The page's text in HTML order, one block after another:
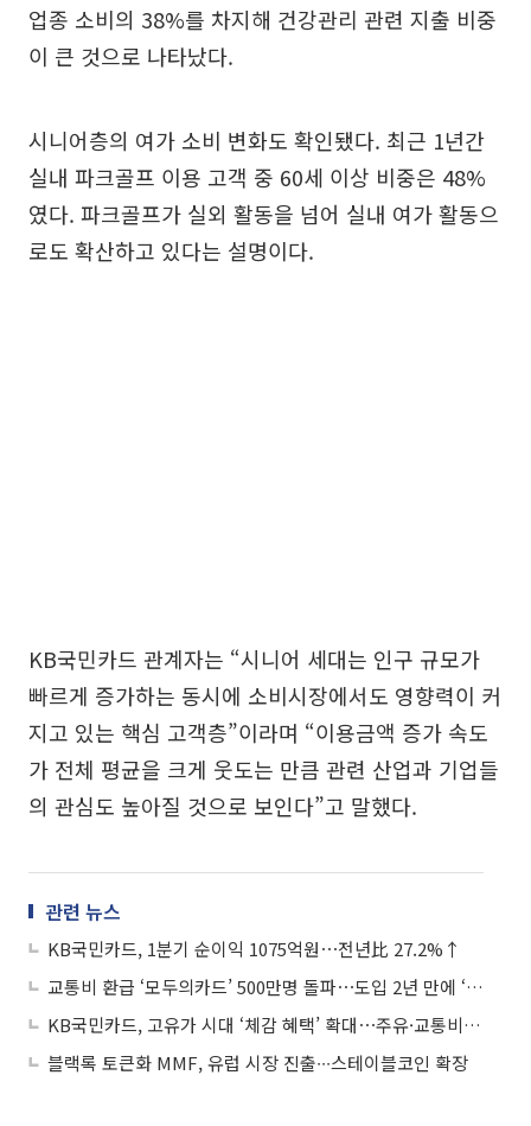
업종 소비의 38%를 차지해 건강관리 관련 지출 비중
이 큰 것으로 나타났다.
시니어층의 여가 소비 변화도 확인됐다. 최근 1년간
실내 파크골프 이용 고객 중 60세 이상 비중은 48%
였다. 파크골프가 실외 활동을 넘어 실내 여가 활동으
로도 확산하고 있다는 설명이다.
KB국민카드 관계자는 “시니어 세대는 인구 규모가
빠르게 증가하는 동시에 소비시장에서도 영향력이 커
지고 있는 핵심 고객층”이라며 “이용금액 증가 속도
가 전체 평균을 크게 웃도는 만큼 관련 산업과 기업들
의 관심도 높아질 것으로 보인다”고 말했다.
관련 뉴스
KB국민카드, 1분기 순이익 1075억원⋯전년比 27.2%↑
교통비 환급 ‘모두의카드’ 500만명 돌파⋯도입 2년 만에 ‘국민카드’ 자리매김
KB국민카드, 고유가 시대 ‘체감 혜택’ 확대⋯주유·교통비 지원 강화
블랙록 토큰화 MMF, 유럽 시장 진출∙∙∙스테이블코인 확장